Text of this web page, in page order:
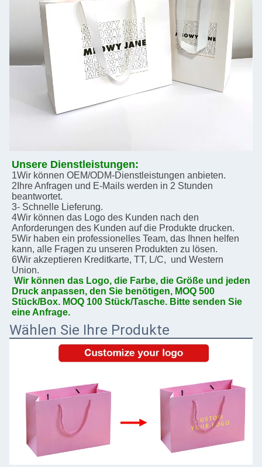
Unsere Dienstleistungen:
1Wir können OEM/ODM-Dienstleistungen anbieten.
2Ihre Anfragen und E-Mails werden in 2 Stunden
beantwortet.
3- Schnelle Lieferung.
4Wir können das Logo des Kunden nach den
Anforderungen des Kunden auf die Produkte drucken.
5Wir haben ein professionelles Team, das Ihnen helfen
kann, alle Fragen zu unseren Produkten zu lösen.
6Wir akzeptieren Kreditkarte, TT, L/C,  und Western
Union.
Wir können das Logo, die Farbe, die Größe und jeden
Druck anpassen, den Sie benötigen, MOQ 500
Stück/Box. MOQ 100 Stück/Tasche. Bitte senden Sie
eine Anfrage.
Wählen Sie Ihre Produkte